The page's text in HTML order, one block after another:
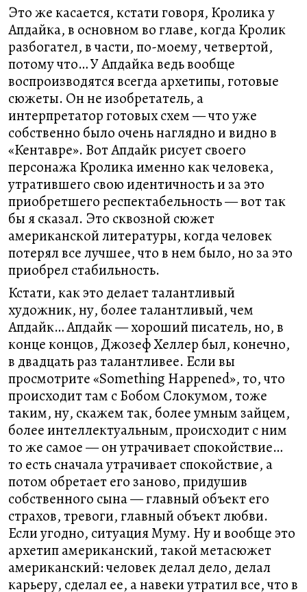
Это же касается, кстати говоря, Кролика у
Апдайка, в основном во главе, когда Кролик
разбогател, в части, по-моему, четвертой,
потому что… У Апдайка ведь вообще
воспроизводятся всегда архетипы, готовые
сюжеты. Он не изобретатель, а
интерпретатор готовых схем — что уже
собственно было очень наглядно и видно в
«Кентавре». Вот Апдайк рисует своего
персонажа Кролика именно как человека,
утратившего свою идентичность и за это
приобретшего респектабельность — вот так
бы я сказал. Это сквозной сюжет
американской литературы, когда человек
потерял все лучшее, что в нем было, но за это
приобрел стабильность.
Кстати, как это делает талантливый
художник, ну, более талантливый, чем
Апдайк… Апдайк — хороший писатель, но, в
конце концов, Джозеф Хеллер был, конечно,
в двадцать раз талантливее. Если вы
просмотрите «Something Happened», то, что
происходит там с Бобом Слокумом, тоже
таким, ну, скажем так, более умным зайцем,
более интеллектуальным, происходит с ним
то же самое — он утрачивает спокойствие…
то есть сначала утрачивает спокойствие, а
потом обретает его заново, придушив
собственного сына — главный объект его
страхов, тревоги, главный объект любви.
Если угодно, ситуация Муму. Ну и вообще это
архетип американский, такой метасюжет
американский: человек делал дело, делал
карьеру, сделал ее, а навеки утратил все, что в